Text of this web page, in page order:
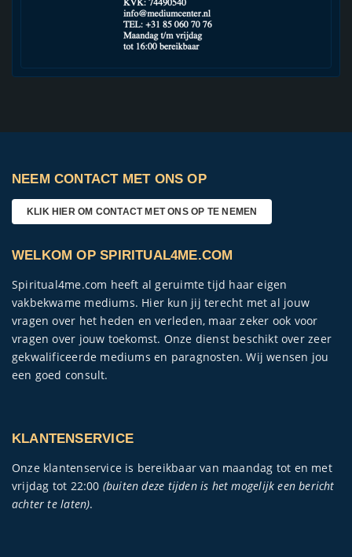
NEEM CONTACT MET ONS OP
KLIK HIER OM CONTACT MET ONS OP TE NEMEN
WELKOM OP SPIRITUAL4ME.COM
Spiritual4me.com heeft al geruimte tijd haar eigen
vakbekwame mediums. Hier kun jij terecht met al jouw
vragen over het heden en verleden, maar zeker ook voor
vragen over jouw toekomst. Onze dienst beschikt over zeer
gekwalificeerde mediums en paragnosten. Wij wensen jou
een goed consult.
KLANTENSERVICE
Onze klantenservice is bereikbaar van maandag tot en met
vrijdag tot 22:00 (buiten deze tijden is het mogelijk een bericht
achter te laten).